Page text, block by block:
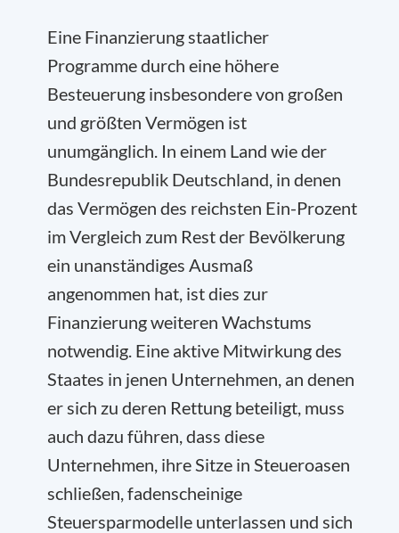
Eine Finanzierung staatlicher
Programme durch eine höhere
Besteuerung insbesondere von großen
und größten Vermögen ist
unumgänglich. In einem Land wie der
Bundesrepublik Deutschland, in denen
das Vermögen des reichsten Ein-Prozent
im Vergleich zum Rest der Bevölkerung
ein unanständiges Ausmaß
angenommen hat, ist dies zur
Finanzierung weiteren Wachstums
notwendig. Eine aktive Mitwirkung des
Staates in jenen Unternehmen, an denen
er sich zu deren Rettung beteiligt, muss
auch dazu führen, dass diese
Unternehmen, ihre Sitze in Steueroasen
schließen, fadenscheinige
Steuersparmodelle unterlassen und sich